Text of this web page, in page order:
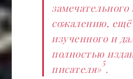
замечательного
сожалению, ещё
изученного и
полностью
писателя»
5
.